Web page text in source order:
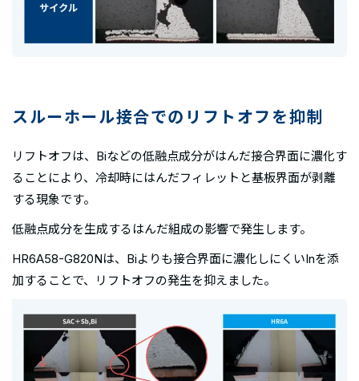
スルーホール接合でのリフトオフを抑制
リフトオフは、Biなどの低融点成分がはんだ接合界面に濃化す
ることにより、冷却時にはんだフィレットと基板界面が剥離
する現象です。
低融点成分を生成するはんだ組成の影響で発生します。
HR6A58-G820Nは、Biよりも接合界面に濃化しにくいInを添
加することで、リフトオフの発生を抑えました。